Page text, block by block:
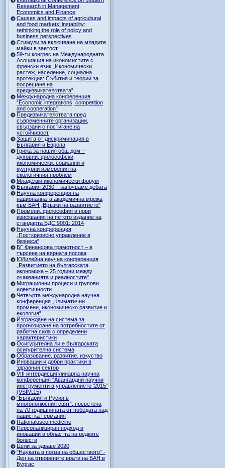
Research in Management,
Economics and Finance
Causes and impacts of agricultural
and food markets’ instability:
rethinking the role of policy and
business perspectives
Стимули за включване на младите
майки в заетост
59-ти конгрес на Международната
Асоциация на икономистите с
френски език „Икономически
растеж, население, социална
протекция: Събития и теории за
посрещане на
предизвикателствата”
Международна конференция
“Economic integrations, competition
and cooperation”
Предизвикателствата пред
съвременните организации,
свързани с постигане на
устойчивост
Защита от дискриминация в
България и Европа
Грижа за нашия общ дом –
духовни, философски,
икономически, социални и
културни измерения на
екологичния проблем
Младежки икономически форум
България 2030 – започваме дебата
Научна конференция на
националната академична мрежа
към БАН „Връзки на развитието"
Промени, философия и нови
изисквания на петото издание на
стандарта БДС 9001: 2014
Научна конференция
„Посткризисно управление в
бизнеса“
БГ Финансова грамотност – в
търсене на вярната посока
Юбилейна научна конференция
„Развитието на българската
икономика – 25 години между
очакванията и реалностите"
Миграционни процеси и групови
идентичности
Четвърта международна научна
конференция „Климатични
промени, икономическо развитие и
екология”
Изграждане на система за
прогнозиране на потребностите от
работна сила с определени
характеристики
Осигурителна ли е българската
осигурителна система
Образование, развитие, изкуство
Иновации и добри практики в
здравния сектор
VIII интердисциплинарна научна
конференция "Авангардни научни
инструменти в управлението ‘2015”
(VSIM:15)
"България и Русия в
многополюсния свят”, посветена
на 70 годишнината от победата над
нацистка Германия
Rationaluseofmedicine
Персонализиран подход и
иновации в областта на редките
болести
Цели за здраве 2020
"Науката в полза на обществото” -
Ден на отворените врати на БАН в
Бургас